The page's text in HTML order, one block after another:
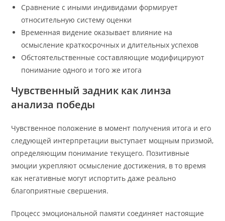
Сравнение с иными индивидами формирует
относительную систему оценки
Временная видение оказывает влияние на
осмысление краткосрочных и длительных успехов
Обстоятельственные составляющие модифицируют
понимание одного и того же итога
Чувственный задник как линза
анализа победы
Чувственное положение в момент получения итога и его
следующей интерпретации выступает мощным призмой,
определяющим понимание текущего. Позитивные
эмоции укрепляют осмысление достижения, в то время
как негативные могут испортить даже реально
благоприятные свершения.
Процесс эмоциональной памяти соединяет настоящие